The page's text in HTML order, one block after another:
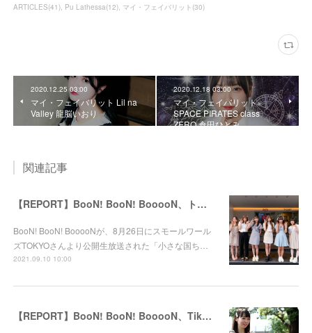
ARTICLES(41) Pu Lathessa(12) マイ・フェイバリット (30)
2020.12.25 03:00
マイ・フェイバリット Lil na
Valley 龍脳いおり
2020.12.18 03:00
マイ・フェイバリット
SPACE PIRATES class
ZERO 倉田ひとみ
関連記事
【REPORT】BooN! BooN! BooooN、トーク番組に初出演！
BooN! BooN! BooooNが、8月26日にスモールワール
ズTOKYOさんより公開生放送された「小さな国ち…
2021.09.10 10:00
【REPORT】BooN! BooN! BooooN、TikTok撮影に潜入！